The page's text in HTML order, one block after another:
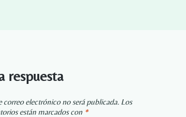
respuesta
correo electrónico no será publicada. Los
están marcados con *